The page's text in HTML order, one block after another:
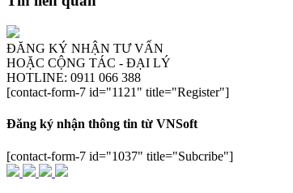
ĐĂNG KÝ NHẬN TƯ VẤN
HOẶC CỘNG TÁC - ĐẠI LÝ
HOTLINE: 0911 066 388
[contact-form-7 id="1121" title="Register"]
Đăng ký nhận thông tin từ VNSoft
[contact-form-7 id="1037" title="Subcribe"]